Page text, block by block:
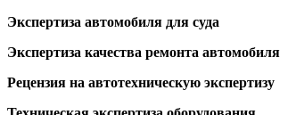
Экспертиза автомобиля для суда
Экспертиза качества ремонта автомобиля
Рецензия на автотехническую экспертизу